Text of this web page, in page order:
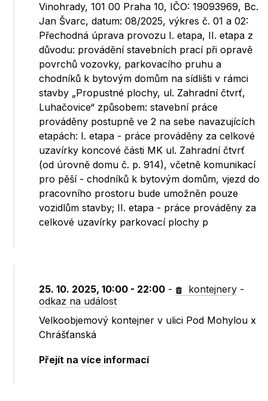
Vinohrady, 101 00 Praha 10, IČO: 19093969, Bc.
Jan Švarc, datum: 08/2025, výkres č. 01 a 02:
Přechodná úprava provozu I. etapa, II. etapa z
důvodu: provádění stavebních prací při opravě
povrchů vozovky, parkovacího pruhu a
chodníků k bytovým domům na sídlišti v rámci
stavby „Propustné plochy, ul. Zahradní čtvrť,
Luhačovice“ způsobem: stavební práce
prováděny postupně ve 2 na sebe navazujících
etapách: I. etapa - práce prováděny za celkové
uzavírky koncové části MK ul. Zahradní čtvrť
(od úrovně domu č. p. 914), včetně komunikací
pro pěší - chodníků k bytovým domům, vjezd do
pracovního prostoru bude umožněn pouze
vozidlům stavby; II. etapa - práce prováděny za
celkové uzavírky parkovací plochy p
25. 10. 2025, 10:00 - 22:00 - kontejnery -
odkaz na událost
Velkoobjemový kontejner v ulici Pod Mohylou x
Chrášťanská
Přejít na více informací